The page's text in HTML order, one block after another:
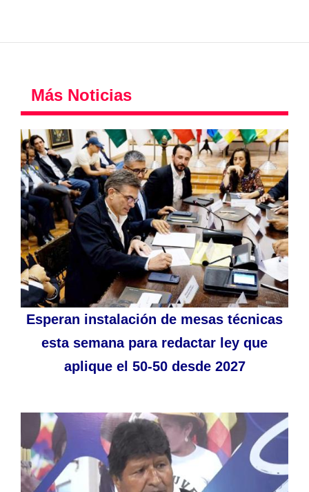
Más Noticias
Esperan instalación de mesas técnicas
esta semana para redactar ley que
aplique el 50-50 desde 2027